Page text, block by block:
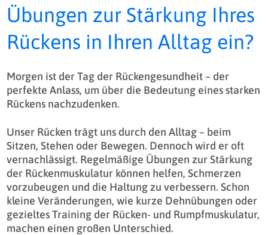
Übungen zur Stärkung Ihres
Rückens in Ihren Alltag ein?
Morgen ist der Tag der Rückengesundheit – der
perfekte Anlass, um über die Bedeutung eines starken
Rückens nachzudenken.
Unser Rücken trägt uns durch den Alltag – beim
Sitzen, Stehen oder Bewegen. Dennoch wird er oft
vernachlässigt. Regelmäßige Übungen zur Stärkung
der Rückenmuskulatur können helfen, Schmerzen
vorzubeugen und die Haltung zu verbessern. Schon
kleine Veränderungen, wie kurze Dehnübungen oder
gezieltes Training der Rücken- und Rumpfmuskulatur,
machen einen großen Unterschied.